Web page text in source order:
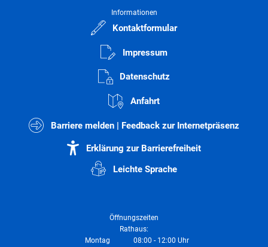
Informationen
Kontaktformular
Impressum
Datenschutz
Anfahrt
Barriere melden | Feedback zur Internetpräsenz
Erklärung zur Barrierefreiheit
Leichte Sprache
Öffnungszeiten
Rathaus:
Montag
08:00 - 12:00 Uhr